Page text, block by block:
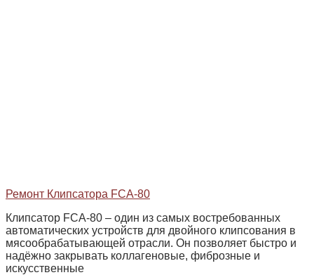
Ремонт Клипсатора FCA-80
Клипсатор FCA‑80 – один из самых востребованных
автоматических устройств для двойного клипсования в
мясообрабатывающей отрасли. Он позволяет быстро и
надёжно закрывать коллагеновые, фиброзные и
искусственные